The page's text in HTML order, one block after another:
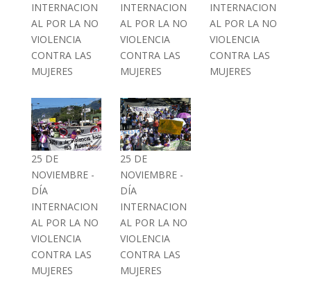
INTERNACION
AL POR LA NO
VIOLENCIA
CONTRA LAS
MUJERES
INTERNACION
AL POR LA NO
VIOLENCIA
CONTRA LAS
MUJERES
INTERNACION
AL POR LA NO
VIOLENCIA
CONTRA LAS
MUJERES
25 DE
NOVIEMBRE -
DÍA
INTERNACION
AL POR LA NO
VIOLENCIA
CONTRA LAS
MUJERES
25 DE
NOVIEMBRE -
DÍA
INTERNACION
AL POR LA NO
VIOLENCIA
CONTRA LAS
MUJERES